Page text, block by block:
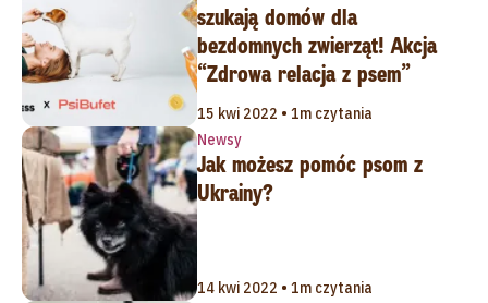
szukają domów dla
bezdomnych zwierząt! Akcja
“Zdrowa relacja z psem”
15 kwi 2022 • 1m czytania
Newsy
Jak możesz pomóc psom z
Ukrainy?
14 kwi 2022 • 1m czytania